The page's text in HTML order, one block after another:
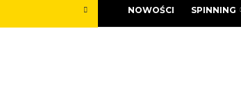
NOWOŚCI SPINNING